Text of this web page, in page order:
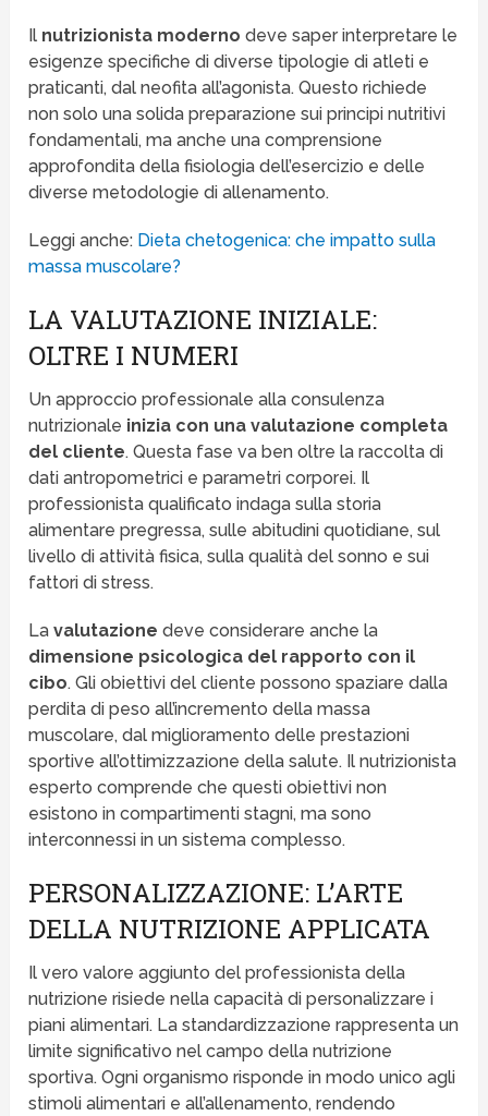
Il nutrizionista moderno deve saper interpretare le
esigenze specifiche di diverse tipologie di atleti e
praticanti, dal neofita all’agonista. Questo richiede
non solo una solida preparazione sui principi nutritivi
fondamentali, ma anche una comprensione
approfondita della fisiologia dell’esercizio e delle
diverse metodologie di allenamento.
Leggi anche: Dieta chetogenica: che impatto sulla
massa muscolare?
LA VALUTAZIONE INIZIALE:
OLTRE I NUMERI
Un approccio professionale alla consulenza
nutrizionale inizia con una valutazione completa
del cliente. Questa fase va ben oltre la raccolta di
dati antropometrici e parametri corporei. Il
professionista qualificato indaga sulla storia
alimentare pregressa, sulle abitudini quotidiane, sul
livello di attività fisica, sulla qualità del sonno e sui
fattori di stress.
Lavalutazione deve considerare anche la
dimensione psicologica del rapporto con il
cibo. Gli obiettivi del cliente possono spaziare dalla
perdita di peso all’incremento della massa
muscolare, dal miglioramento delle prestazioni
sportive all’ottimizzazione della salute. Il nutrizionista
esperto comprende che questi obiettivi non
esistono in compartimenti stagni, ma sono
interconnessi in un sistema complesso.
PERSONALIZZAZIONE: L’ARTE
DELLA NUTRIZIONE APPLICATA
Il vero valore aggiunto del professionista della
nutrizione risiede nella capacità di personalizzare i
piani alimentari. La standardizzazione rappresenta un
limite significativo nel campo della nutrizione
sportiva. Ogni organismo risponde in modo unico agli
stimoli alimentari e all’allenamento, rendendo